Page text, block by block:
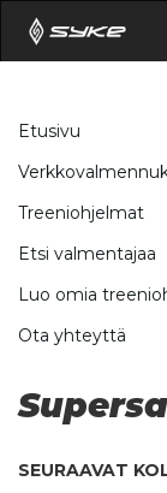
Etusivu
Treeniohjelmat
Etsi valmentajaa
Luo omia
Ota yhteyttä
SEURAAVAT